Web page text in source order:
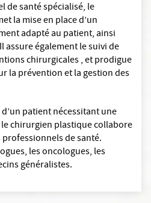
de santé spécialisé, le
la mise en place d’un
adapté au patient, ainsi
assure également le suivi de
chirurgicales , et prodigue
la prévention et la gestion des
patient nécessitant une
chirurgien plastique collabore
de santé.
les oncologues, les
généralistes.